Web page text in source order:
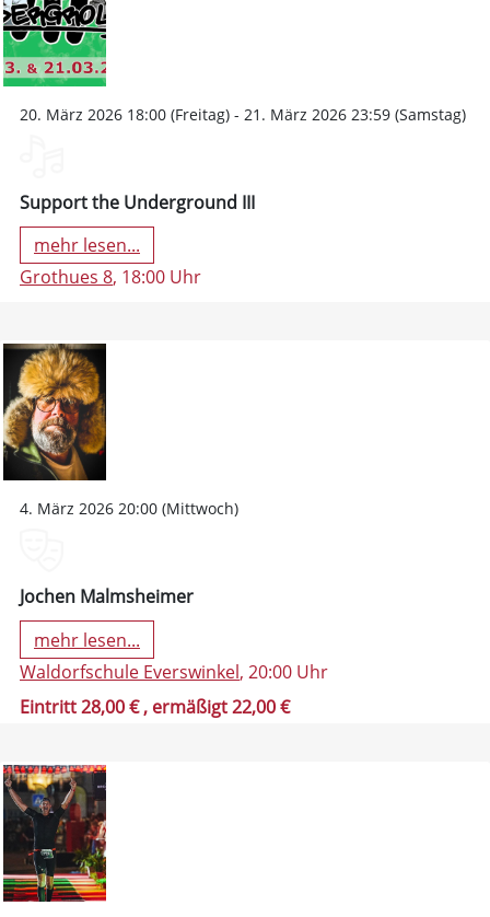
20. März 2026 18:00 (Freitag) - 21. März 2026 23:59 (Samstag)
Support the Underground III
mehr lesen...
Grothues 8, 18:00 Uhr
4. März 2026 20:00 (Mittwoch)
Jochen Malmsheimer
mehr lesen...
Waldorfschule Everswinkel, 20:00 Uhr
Eintritt 28,00 €, ermäßigt 22,00 €